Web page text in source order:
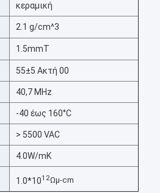
κεραμική
2.1 g/cm^3
1.5mmT
55±5 Ακτή 00
40,7 MHz
-40 έως 160°C
> 5500 VAC
4.0W/mK
1.0*1012Ωμ-cm